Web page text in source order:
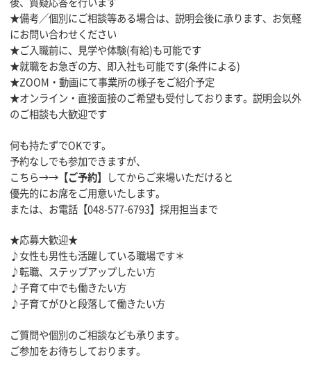
★備考／個別にご相談等ある場合は、説明会後に承ります、お気軽
にお問い合わせください
★ご入職前に、見学や体験(有給)も可能です
★就職をお急ぎの方、即入社も可能です(条件による)
★ZOOM・動画にて事業所の様子をご紹介予定
★オンライン・直接面接のご希望も受付しております。説明会以外
のご相談も大歓迎です
何も持たずでOKです。
予約なしでも参加できますが、
こちら→→ 【ご予約】 してからご来場いただけると
優先的にお席をご用意いたします。
または、お電話【048-577-6793】採用担当まで
★応募大歓迎★
♪女性も男性も活躍している職場です＊
♪転職、ステップアップしたい方
♪子育て中でも働きたい方
♪子育てがひと段落して働きたい方
ご質問や個別のご相談なども承ります。
ご参加をお待ちしております。